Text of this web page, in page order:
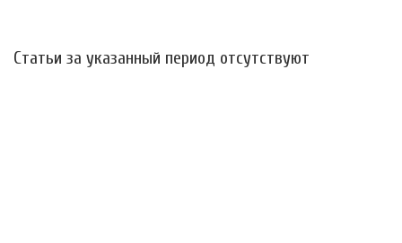
Статьи за указанный период отсутствуют